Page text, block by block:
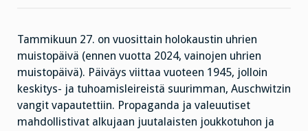
Tammikuun 27. on vuosittain holokaustin uhrien
muistopäivä (ennen vuotta 2024, vainojen uhrien
muistopäivä). Päiväys viittaa vuoteen 1945, jolloin
keskitys- ja tuhoamisleireistä suurimman, Auschwitzin
vangit vapautettiin. Propaganda ja valeuutiset
mahdollistivat alkujaan juutalaisten joukkotuhon ja